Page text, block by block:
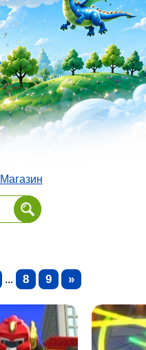
Магазин
... 8 9 »